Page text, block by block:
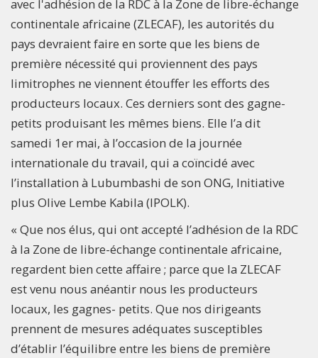
avec l'adhésion de la RDC à la Zone de libre-échange
continentale africaine (ZLECAF), les autorités du
pays devraient faire en sorte que les biens de
première nécessité qui proviennent des pays
limitrophes ne viennent étouffer les efforts des
producteurs locaux. Ces derniers sont des gagne-
petits produisant les mêmes biens. Elle l’a dit
samedi 1er mai, à l’occasion de la journée
internationale du travail, qui a coïncidé avec
l’installation à Lubumbashi de son ONG, Initiative
plus Olive Lembe Kabila (IPOLK).
« Que nos élus, qui ont accepté l’adhésion de la RDC
à la Zone de libre-échange continentale africaine,
regardent bien cette affaire ; parce que la ZLECAF
est venu nous anéantir nous les producteurs
locaux, les gagnes- petits. Que nos dirigeants
prennent de mesures adéquates susceptibles
d’établir l’équilibre entre les biens de première